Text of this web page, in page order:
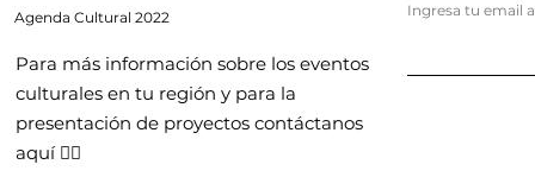
Agenda Cultural 2022
Para más información sobre los eventos
culturales en tu región y para la
presentación de proyectos contáctanos
aquí 👇🏻
Ingresa tu email